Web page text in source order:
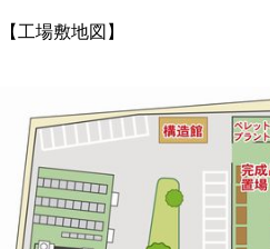
【工場敷地図】